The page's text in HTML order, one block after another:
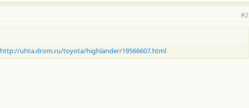
#2
http://uhta.drom.ru/toyota/highlander/19566607.html